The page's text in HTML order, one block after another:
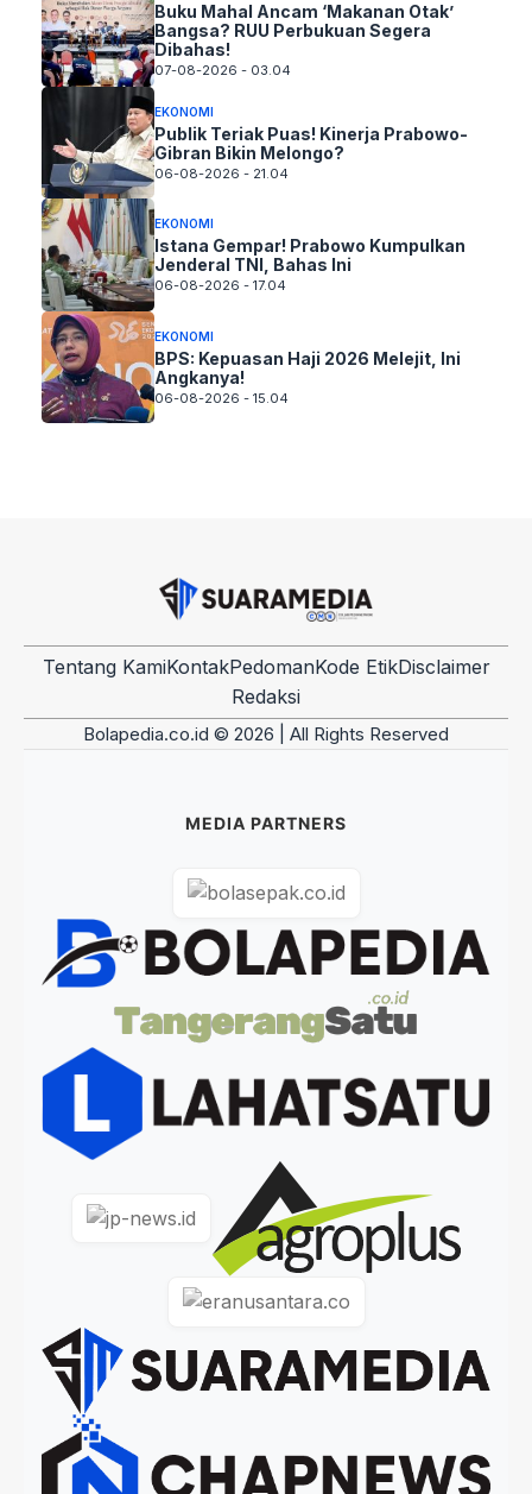
Buku Mahal Ancam ‘Makanan Otak’
Bangsa? RUU Perbukuan Segera
Dibahas!
07-08-2026 - 03.04
EKONOMI
Publik Teriak Puas! Kinerja Prabowo-
Gibran Bikin Melongo?
06-08-2026 - 21.04
EKONOMI
Istana Gempar! Prabowo Kumpulkan
Jenderal TNI, Bahas Ini
06-08-2026 - 17.04
EKONOMI
BPS: Kepuasan Haji 2026 Melejit, Ini
Angkanya!
06-08-2026 - 15.04
Tentang KamiKontakPedomanKode EtikDisclaimer
Redaksi
Bolapedia.co.id © 2026 | All Rights Reserved
MEDIA PARTNERS